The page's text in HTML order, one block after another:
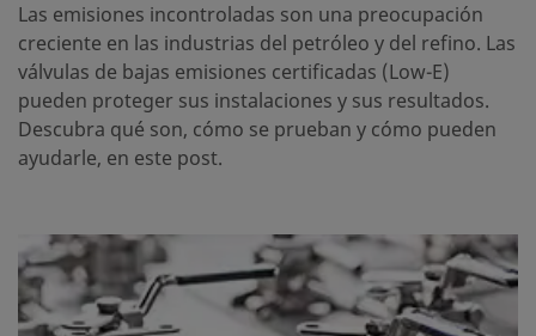
Las emisiones incontroladas son una preocupación
creciente en las industrias del petróleo y del refino. Las
válvulas de bajas emisiones certificadas (Low-E)
pueden proteger sus instalaciones y sus resultados.
Descubra qué son, cómo se prueban y cómo pueden
ayudarle, en este post.